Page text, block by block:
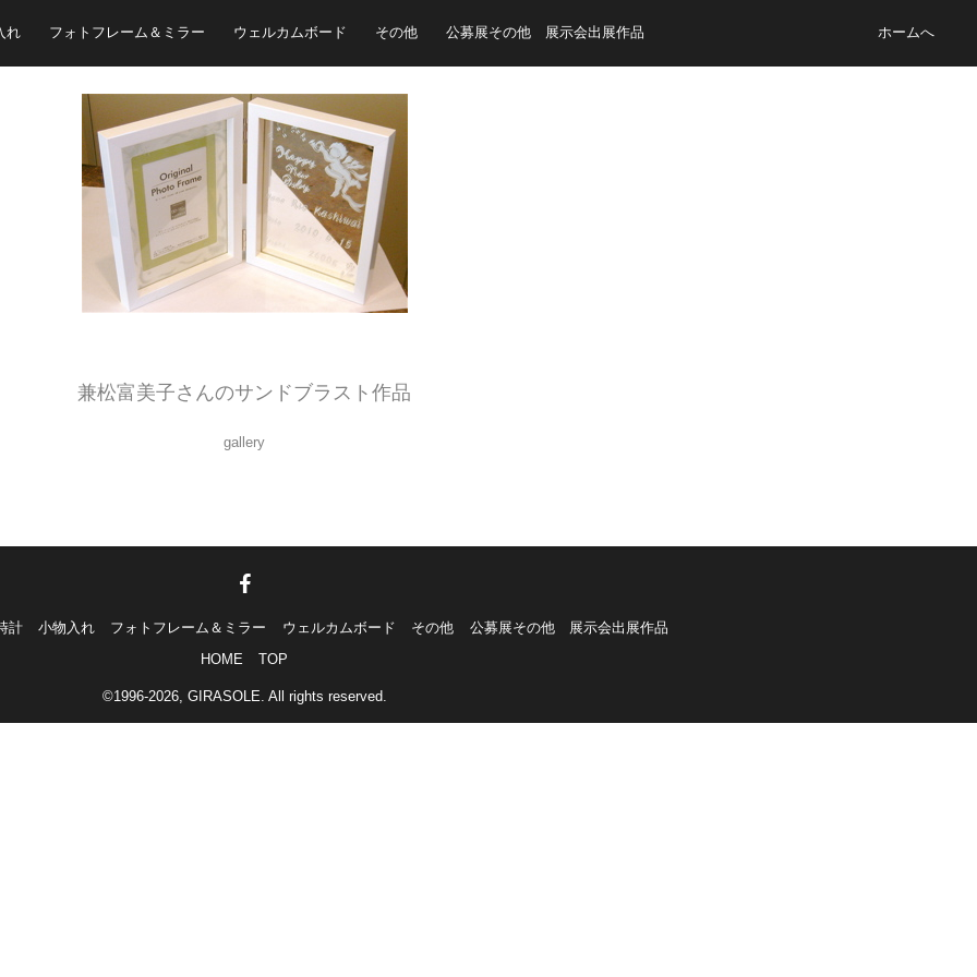
れ フォトフレーム＆ミラー ウェルカムボード その他 公募展その他 展示会出展作品 ホームへ
兼松富美子さんのサンドブラスト作品
gallery
計 小物入れ フォトフレーム＆ミラー ウェルカムボード その他
公募展その他 展示会出展作品
HOME
TOP
©1996-2026, GIRASOLE. All rights reserved.